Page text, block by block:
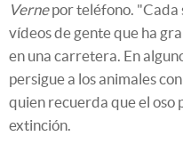
Vernepor teléfono. "Cada
vídeos de gente que ha
en una carretera. En
persigue a los animales
quien recuerda que el oso
extinción.